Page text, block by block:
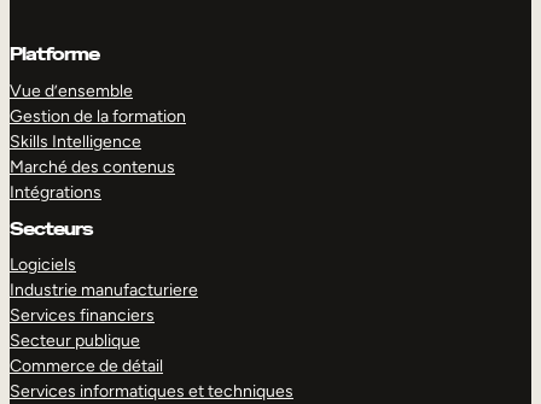
Platforme
Vue d’ensemble
Gestion de la formation
Skills Intelligence
Marché des contenus
Intégrations
Secteurs
Logiciels
Industrie manufacturiere
Services financiers
Secteur publique
Commerce de détail
Services informatiques et techniques